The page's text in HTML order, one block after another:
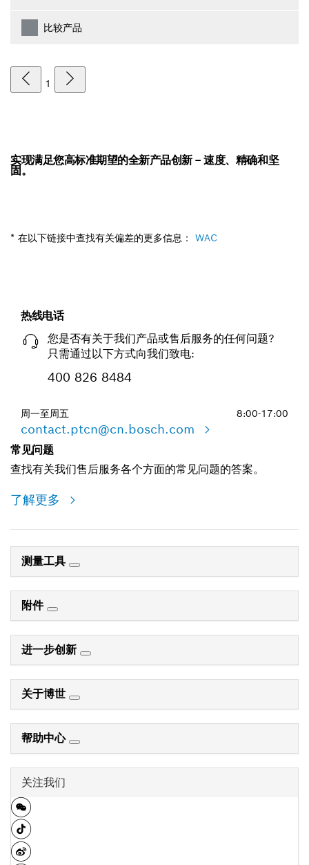
比较产品
1
实现满足您高标准期望的全新产品创新 – 速度、精确和坚
固。
* 在以下链接中查找有关偏差的更多信息： WAC
热线电话
您是否有关于我们产品或售后服务的任何问题?
只需通过以下方式向我们致电:
400 826 8484
周一至周五 8:00-17:00
contact.ptcn@cn.bosch.com
常见问题
查找有关我们售后服务各个方面的常见问题的答案。
了解更多
测量工具
附件
进一步创新
关于博世
帮助中心
关注我们